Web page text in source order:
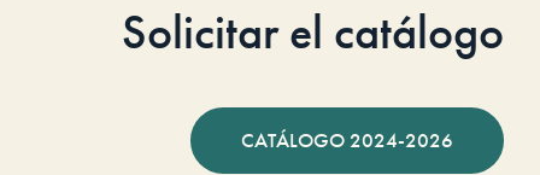
Solicitar el catálogo
CATÁLOGO 2024-2026